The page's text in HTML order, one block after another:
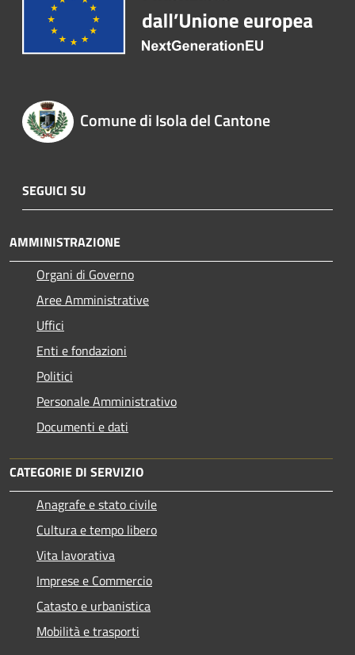
Comune di Isola del Cantone
SEGUICI SU
AMMINISTRAZIONE
Organi di Governo
Aree Amministrative
Uffici
Enti e fondazioni
Politici
Personale Amministrativo
Documenti e dati
CATEGORIE DI SERVIZIO
Anagrafe e stato civile
Cultura e tempo libero
Vita lavorativa
Imprese e Commercio
Catasto e urbanistica
Mobilità e trasporti